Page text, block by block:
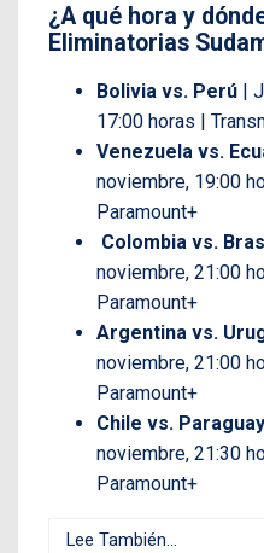
¿A qué hora y
Eliminatorias
Bolivia vs. Perú |
17:00 horas |
Venezuela vs.
noviembre, 19:00
Paramount+
Colombia vs.
noviembre, 21:00
Paramount+
Argentina vs.
noviembre, 21:00
Paramount+
Chile vs. Paraguay
noviembre, 21:30
Paramount+
Lee También...